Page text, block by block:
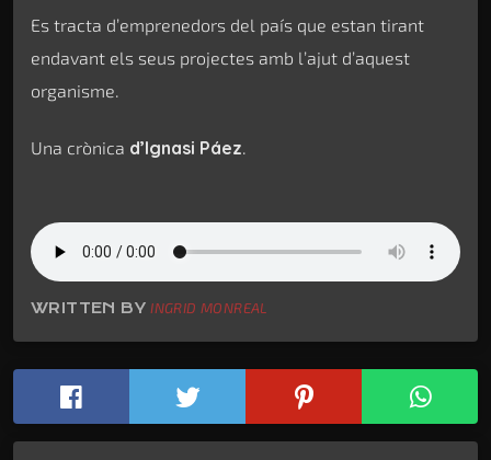
Es tracta d’emprenedors del país que estan tirant
endavant els seus projectes amb l’ajut d’aquest
organisme.
Una crònica d’Ignasi Páez.
WRITTEN BY INGRID MONREAL